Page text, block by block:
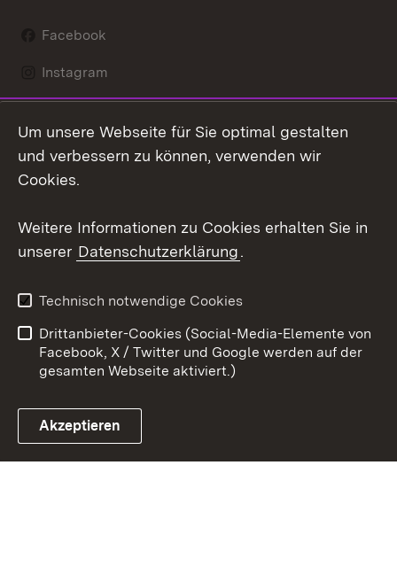
Facebook
Instagram
Mastodon
Youtube
Link zum Landesportal
Kontakt
Datenschutz
Barrierefreiheit
Impressum Cookies
Um unsere Webseite für Sie optimal gestalten
und verbessern zu können, verwenden wir
Cookies.
Weitere Informationen zu Cookies erhalten Sie in
unserer Datenschutzerklärung.
Technisch notwendige Cookies
Drittanbieter-Cookies (Social-Media-Elemente von
Facebook, X / Twitter und Google werden auf der
gesamten Webseite aktiviert.)
Akzeptieren